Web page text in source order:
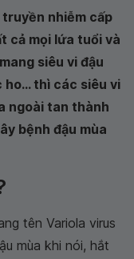
nhiễm cấp
cả mọi lứa tuổi và
siêu vi đậu
ho... thì các siêu vi
ngoài tan thành
bệnh đậu mùa
tên Variola virus
mùa khi nói, hắt